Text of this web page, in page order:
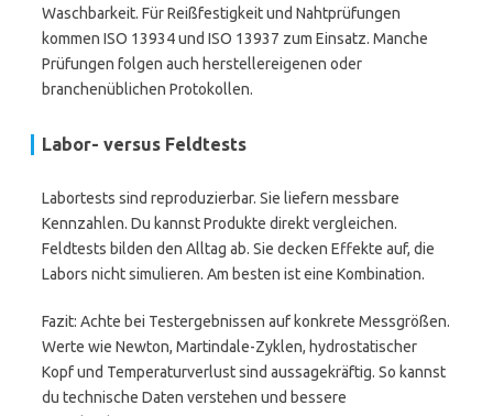
Waschbarkeit. Für Reißfestigkeit und Nahtprüfungen
kommen ISO 13934 und ISO 13937 zum Einsatz. Manche
Prüfungen folgen auch herstellereigenen oder
branchenüblichen Protokollen.
Labor- versus Feldtests
Labortests sind reproduzierbar. Sie liefern messbare
Kennzahlen. Du kannst Produkte direkt vergleichen.
Feldtests bilden den Alltag ab. Sie decken Effekte auf, die
Labors nicht simulieren. Am besten ist eine Kombination.
Fazit: Achte bei Testergebnissen auf konkrete Messgrößen.
Werte wie Newton, Martindale-Zyklen, hydrostatischer
Kopf und Temperaturverlust sind aussagekräftig. So kannst
du technische Daten verstehen und bessere